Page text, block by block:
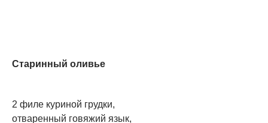
Старинный оливье
2 филе куриной грудки,
отваренный говяжий язык,